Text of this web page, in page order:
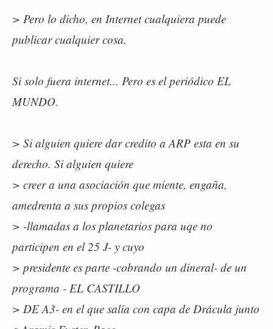
> Pero lo dicho, en Internet cualquiera puede
publicar cualquier cosa.
Si solo fuera internet... Pero es el periódico EL
MUNDO.
> Si alguien quiere dar credito a ARP esta en su
derecho. Si alguien quiere
> creer a una asociación que miente, engaña,
amedrenta a sus propios colegas
> -llamadas a los planetarios para uqe no
participen en el 25 J- y cuyo
> presidente es parte -cobrando un dineral- de un
programa - EL CASTILLO
> DE A3- en el que salía con capa de Drácula junto